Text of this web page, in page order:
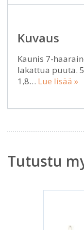
Kuvaus
Kaunis 7-
lakattua puuta.
1,8… Lue lisää »
Tutustu